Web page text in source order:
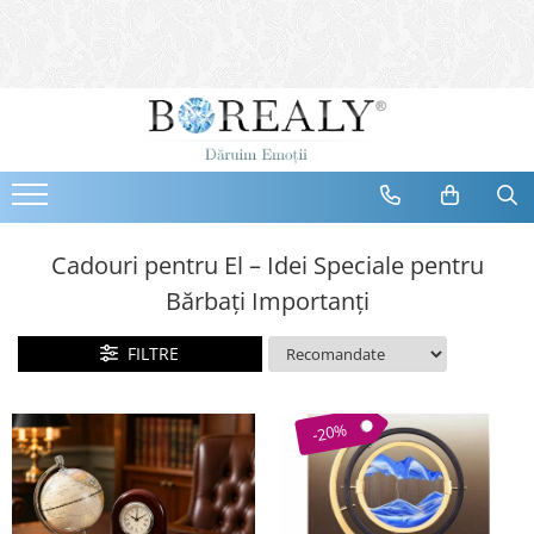
Bijuterii
Cercei
Bratari
Coliere
Bijuterii Femei
Bijuterii Copii
Bijuterii Mirese
Selectii
Cadouri pentru El – Idei Speciale pentru
Bărbați Importanți
FILTRE
-20%